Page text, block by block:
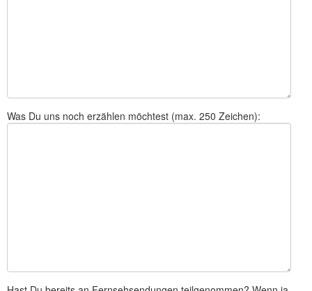
Was Du uns noch erzählen möchtest (max. 250 Zeichen):